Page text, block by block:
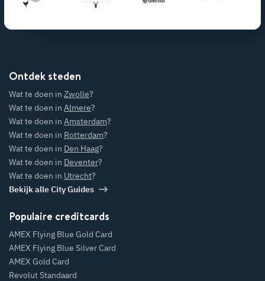
Ontdek steden
Wat te doen in Zwolle?
Wat te doen in Almere?
Wat te doen in Amsterdam?
Wat te doen in Rotterdam?
Wat te doen in Den Haag?
Wat te doen in Deventer?
Wat te doen in Utrecht?
Bekijk alle City Guides
Populaire creditcards
AMEX Flying Blue Gold Card
AMEX Flying Blue Silver Card
AMEX Gold Card
Revolut Standaard